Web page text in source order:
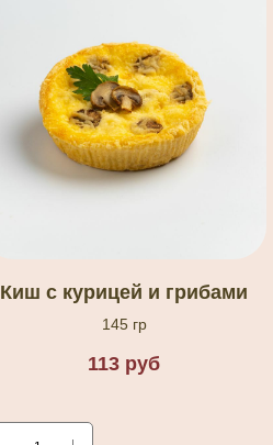
Киш с курицей и грибами
145 гр
113 руб